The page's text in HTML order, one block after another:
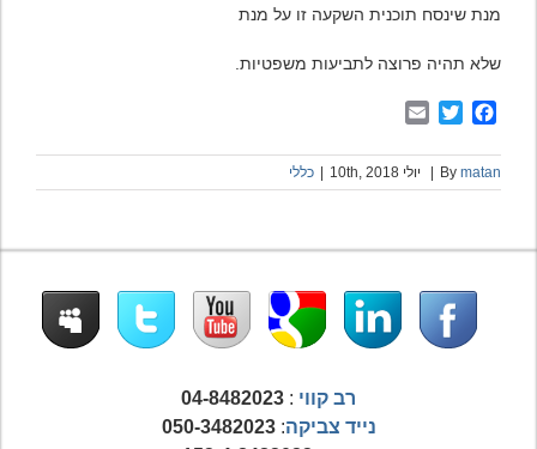
מנת שינסח תוכנית השקעה זו על מנת
שלא תהיה פרוצה לתביעות משפטיות.
Facebook
Twitter
By matan יולי 10th, 2018 כללי
רב קווי :
04-8482023
נייד צביקה:
050-3482023